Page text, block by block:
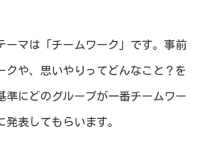
ーマは「チームワーク」です。事前
クや、思いやりってどんなこと？を
準にどのグループが一番チームワー
表してもらいます。